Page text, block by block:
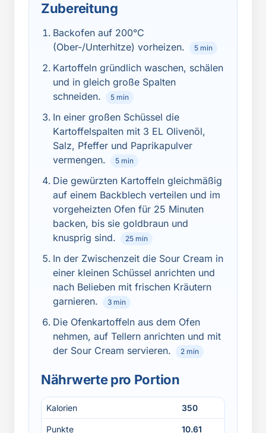
Zubereitung
Backofen auf 200°C
(Ober-/Unterhitze) vorheizen.
5 min
Kartoffeln gründlich waschen, schälen
und in gleich große Spalten
schneiden.
5 min
In einer großen Schüssel die
Kartoffelspalten mit 3 EL Olivenöl,
Salz, Pfeffer und Paprikapulver
vermengen.
5 min
Die gewürzten Kartoffeln gleichmäßig
auf einem Backblech verteilen und im
vorgeheizten Ofen für 25 Minuten
backen, bis sie goldbraun und
knusprig sind.
25 min
In der Zwischenzeit die Sour Cream in
einer kleinen Schüssel anrichten und
nach Belieben mit frischen Kräutern
garnieren.
3 min
Die Ofenkartoffeln aus dem Ofen
nehmen, auf Tellern anrichten und mit
der Sour Cream servieren.
2 min
Nährwerte pro Portion
Kalorien 350
Punkte 10.61